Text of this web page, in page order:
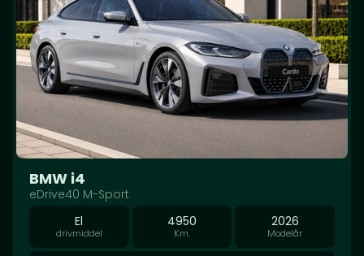
BMW i4
eDrive40 M-Sport
El
drivmiddel
4950
Km.
2026
Modelår